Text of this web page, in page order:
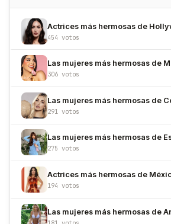
Actrices más hermosas de
454 votos
Las mujeres más hermosas de
306 votos
Las mujeres más hermosas de
291 votos
Las mujeres más hermosas de
275 votos
Actrices más hermosas de
194 votos
Las mujeres más hermosas de